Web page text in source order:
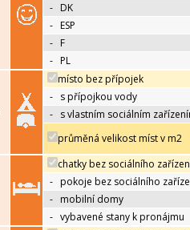
- DK
- ESP
- F
- PL
místo bez přípojek
- s přípojkou vody
- s vlastním sociálním
průměná velikost míst v m2
chatky bez sociálního
- pokoje bez sociálního
- mobilní domy
- vybavené stany k pronájmu